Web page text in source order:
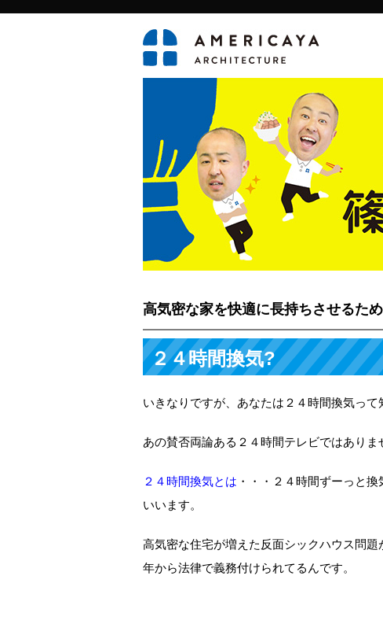
高気密な家を快適に長持ちさせるた
２４時間換気?
いきなりですが、あなたは２４時間換気って
あの賛否両論ある２４時間テレビではありま
２４時間換気とは ・・・２４時間ずーっと
いいます。
高気密な住宅が増えた反面シックハウス問
年から法律で義務付けられてるんです。